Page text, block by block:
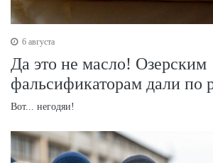
6 августа
Да это не масло! Озерским
фальсификаторам дали по
Вот... негодяи!